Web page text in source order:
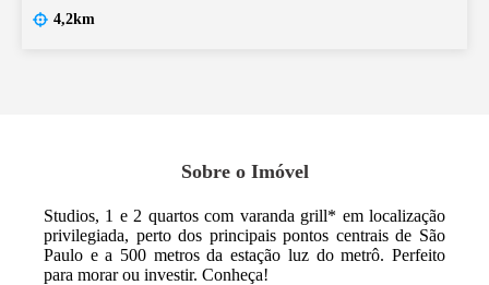
4,2km
Sobre o Imóvel
Studios, 1 e 2 quartos com varanda grill* em localização
privilegiada, perto dos principais pontos centrais de São
Paulo e a 500 metros da estação luz do metrô. Perfeito
para morar ou investir. Conheça!